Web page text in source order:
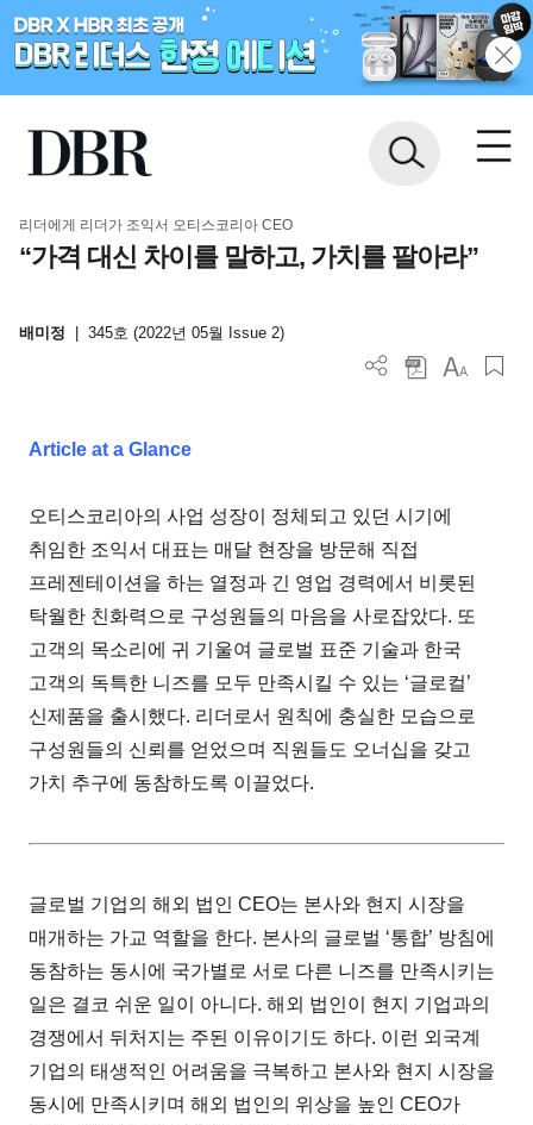
리더에게 리더가 조익서 오티스코리아 CEO
“가격 대신 차이를 말하고, 가치를 팔아라”
배미정 345호 (2022년 05월 Issue 2)
Article at a Glance
오티스코리아의 사업 성장이 정체되고 있던 시기에
취임한 조익서 대표는 매달 현장을 방문해 직접
프레젠테이션을 하는 열정과 긴 영업 경력에서 비롯된
탁월한 친화력으로 구성원들의 마음을 사로잡았다. 또
고객의 목소리에 귀 기울여 글로벌 표준 기술과 한국
고객의 독특한 니즈를 모두 만족시킬 수 있는 ‘글로컬’
신제품을 출시했다. 리더로서 원칙에 충실한 모습으로
구성원들의 신뢰를 얻었으며 직원들도 오너십을 갖고
가치 추구에 동참하도록 이끌었다.
글로벌 기업의 해외 법인 CEO는 본사와 현지 시장을
매개하는 가교 역할을 한다. 본사의 글로벌 ‘통합’ 방침에
동참하는 동시에 국가별로 서로 다른 니즈를 만족시키는
일은 결코 쉬운 일이 아니다. 해외 법인이 현지 기업과의
경쟁에서 뒤처지는 주된 이유이기도 하다. 이런 외국계
기업의 태생적인 어려움을 극복하고 본사와 현지 시장을
동시에 만족시키며 해외 법인의 위상을 높인 CEO가